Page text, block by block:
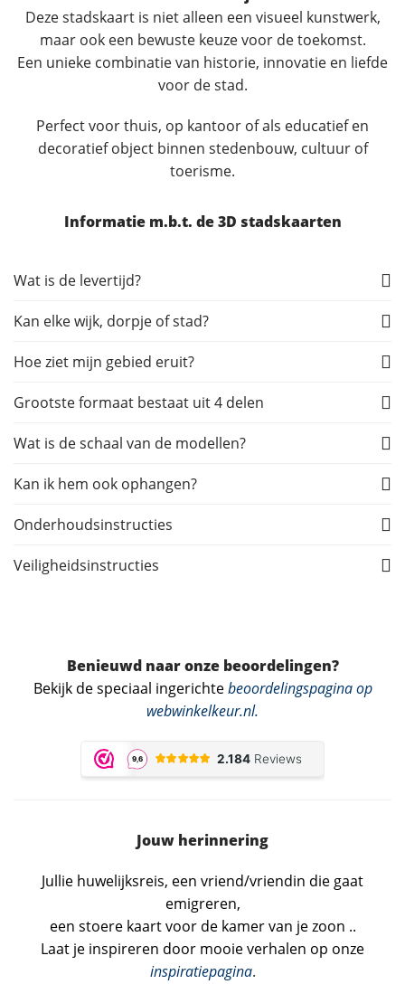
Deze stadskaart is niet alleen een visueel kunstwerk,
maar ook een bewuste keuze voor de toekomst.
Een unieke combinatie van historie, innovatie en liefde
voor de stad.
Perfect voor thuis, op kantoor of als educatief en
decoratief object binnen stedenbouw, cultuur of
toerisme.
Informatie m.b.t. de 3D stadskaarten
Wat is de levertijd?
Kan elke wijk, dorpje of stad?
Hoe ziet mijn gebied eruit?
Grootste formaat bestaat uit 4 delen
Wat is de schaal van de modellen?
Kan ik hem ook ophangen?
Onderhoudsinstructies
Veiligheidsinstructies
Benieuwd naar onze beoordelingen?
Bekijk de speciaal ingerichte beoordelingspagina op
webwinkelkeur.nl.
Jouw herinnering
Jullie huwelijksreis, een vriend/vriendin die gaat
emigreren,
een stoere kaart voor de kamer van je zoon ..
Laat je inspireren door mooie verhalen op onze
inspiratiepagina.